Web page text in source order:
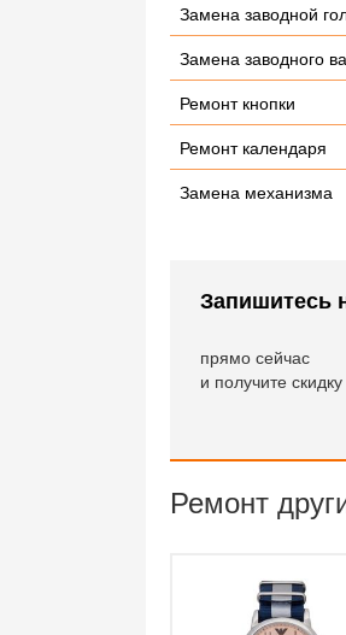
Замена заводной
Замена заводного
Ремонт кнопки
Ремонт календаря
Замена механизма
Запишитесь
прямо сейчас
и получите
Ремонт